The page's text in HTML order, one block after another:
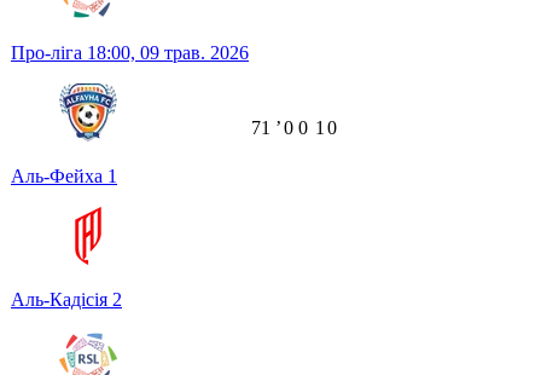
Про-ліга 18:00, 09 трав. 2026
Аль-Фейха 1
Аль-Кадісія 2
71 ʼ0 0 1 0